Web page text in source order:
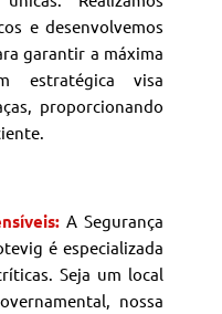
e desenvolvemos
garantir a máxima
estratégica visa
proporcionando
A Segurança
é especializada
Seja um local
nossa